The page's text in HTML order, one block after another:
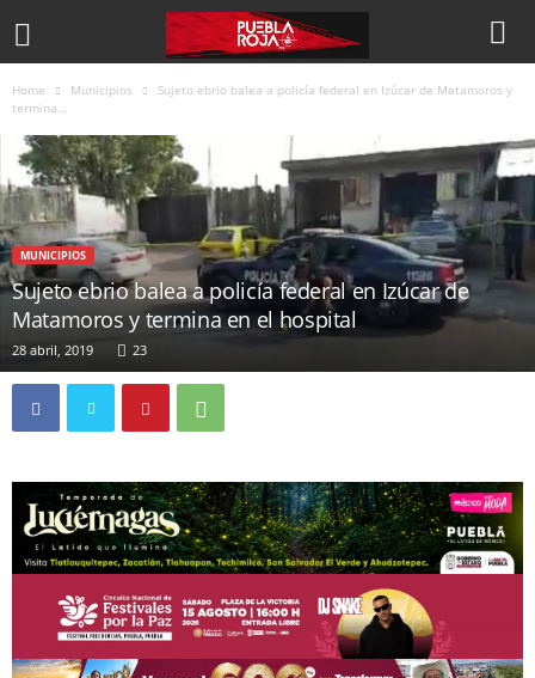
Home Municipios
Sujeto ebrio balea a policía federal en Izúcar de Matamoros y
termina...
MUNICIPIOS
Sujeto ebrio balea a policía federal en Izúcar de
Matamoros y termina en el hospital
28 abril, 2019 23